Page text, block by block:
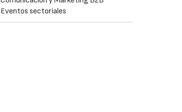
Eventos sectoriales